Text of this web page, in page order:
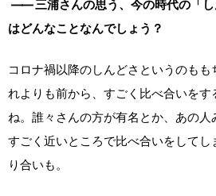
―― 三浦さんの思う、今の時代の「
はどんなことなんでしょう？
コロナ禍以降のしんどさというのも
れよりも前から、すごく比べ合いをす
ね。誰々さんの方が有名とか、あの人
すごく近いところで比べ合いをして
り合いも。